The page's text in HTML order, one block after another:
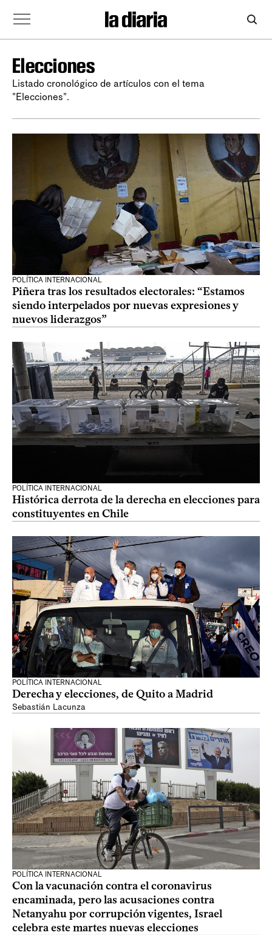
Elecciones
Listado cronológico de artículos con el tema
"Elecciones".
POLÍTICA INTERNACIONAL
Piñera tras los resultados electorales: “Estamos
siendo interpelados por nuevas expresiones y
nuevos liderazgos”
POLÍTICA INTERNACIONAL
Histórica derrota de la derecha en elecciones para
constituyentes en Chile
POLÍTICA INTERNACIONAL
Derecha y elecciones, de Quito a Madrid
Sebastián Lacunza
POLÍTICA INTERNACIONAL
Con la vacunación contra el coronavirus
encaminada, pero las acusaciones contra
Netanyahu por corrupción vigentes, Israel
celebra este martes nuevas elecciones